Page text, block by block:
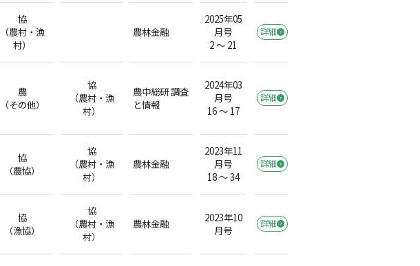
協
（農村・漁
村）
農林金融
2025年05
月号
2 ～ 21
詳細
農
（その他）
協
（農村・漁
村）
農中総研 調査
と情報
2024年03
月号
16 ～ 17
詳細
協
（農協）
協
（農村・漁
村）
農林金融
2023年11
月号
18 ～ 34
詳細
協
（漁協）
協
（農村・漁
村）
農林金融
2023年10
月号
詳細